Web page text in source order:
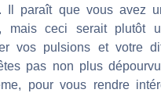
Il paraît que vous avez
mais ceci serait plutôt
vos pulsions et votre
pas non plus
pour vous rendre